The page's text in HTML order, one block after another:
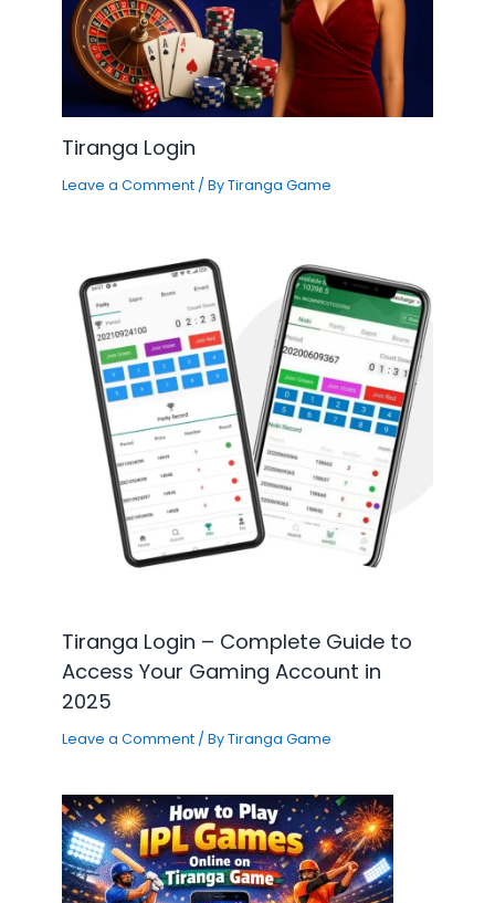
Tiranga Login
Leave a Comment / ByTiranga Game
Tiranga Login – Complete Guide to
Access Your Gaming Account in
2025
Leave a Comment / ByTiranga Game